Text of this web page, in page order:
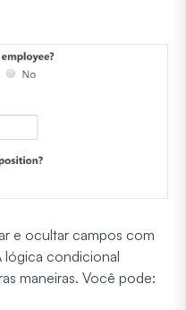
e ocultar campos com
lógica condicional
maneiras. Você pode: